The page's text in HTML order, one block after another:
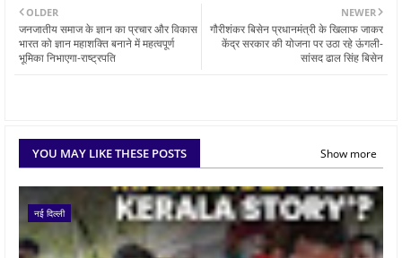
NEWER
गौरीशंकर बिसेन प्रधानमंत्री के खिलाफ जाकर
केंद्र सरकार की योजना पर उठा रहे ऊंगली-
सांसद ढाल सिंह बिसेन
OLDER
जनजातीय समाज के ज्ञान का प्रचार और विकास
भारत को ज्ञान महाशक्ति बनाने में महत्वपूर्ण
भूमिका निभाएगा-राष्ट्रपति
YOU MAY LIKE THESE POSTS Show more
नई दिल्ली